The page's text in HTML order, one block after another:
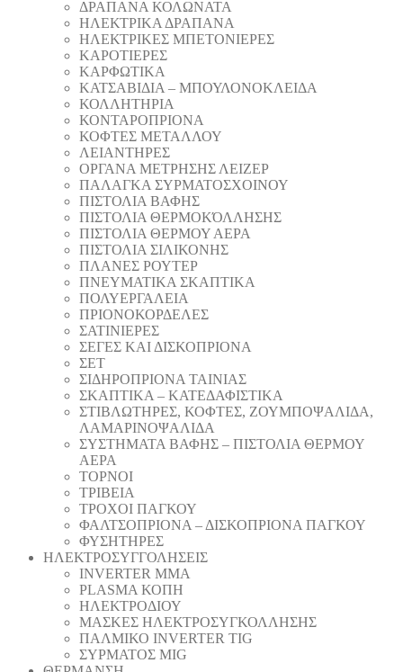
ΔΡΑΠΑΝΑ ΚΟΛΩΝΑΤΑ
ΗΛΕΚΤΡΙΚΑ ΔΡΑΠΑΝΑ
ΗΛΕΚΤΡΙΚΕΣ ΜΠΕΤΟΝΙΕΡΕΣ
ΚΑΡΟΤΙΕΡΕΣ
ΚΑΡΦΩΤΙΚΑ
ΚΑΤΣΑΒΙΔΙΑ – ΜΠΟΥΛΟΝΟΚΛΕΙΔΑ
ΚΟΛΛΗΤΗΡΙΑ
ΚΟΝΤΑΡΟΠΡΙΟΝΑ
ΚΟΦΤΕΣ ΜΕΤΑΛΛΟΥ
ΛΕΙΑΝΤΗΡEΣ
ΟΡΓΑΝΑ ΜΕΤΡΗΣΗΣ ΛΕΙΖΕΡ
ΠΑΛΑΓΚΑ ΣΥΡΜΑΤΟΣΧΟΙΝΟΥ
ΠΙΣΤΟΛΙΑ ΒΑΦΗΣ
ΠΙΣΤΟΛΙΑ ΘΕΡΜΟΚΌΛΛΗΣΗΣ
ΠΙΣΤΟΛΙΑ ΘΕΡΜΟΥ ΑΕΡΑ
ΠΙΣΤΟΛΙΑ ΣΙΛΙΚΟΝΗΣ
ΠΛΑΝΕΣ ΡΟΥΤΕΡ
ΠΝΕΥΜΑΤΙΚΑ ΣΚΑΠΤΙΚΑ
ΠΟΛΥΕΡΓΑΛΕΙΑ
ΠΡΙΟΝΟΚΟΡΔΕΛΕΣ
ΣΑΤΙΝΙΕΡΕΣ
ΣΕΓΕΣ ΚΑΙ ΔΙΣΚΟΠΡΙΟΝΑ
ΣΕΤ
ΣΙΔΗΡΟΠΡΙΟΝΑ ΤΑΙΝΙΑΣ
ΣΚΑΠΤΙΚΑ – ΚΑΤΕΔΑΦΙΣΤΙΚΑ
ΣΤΙΒΛΩΤΗΡΕΣ, ΚΟΦΤΕΣ, ΖΟΥΜΠΟΨΑΛΙΔΑ,
ΛΑΜΑΡΙΝΟΨΑΛΙΔΑ
ΣΥΣΤΗΜΑΤΑ ΒΑΦΗΣ – ΠΙΣΤΟΛΙΑ ΘΕΡΜΟΥ
ΑΕΡΑ
ΤΟΡΝΟΙ
ΤΡΙΒΕΙΑ
ΤΡΟΧΟΙ ΠΑΓΚΟΥ
ΦΑΛΤΣΟΠΡΙΟΝΑ – ΔΙΣΚΟΠΡΙΟΝΑ ΠΑΓΚΟΥ
ΦΥΣΗΤΗΡΕΣ
ΗΛΕΚΤΡΟΣΥΓΓΟΛΗΣΕΙΣ
INVERTER MMA
PLASMA ΚΟΠΗ
ΗΛΕΚΤΡΟΔΙΟΥ
ΜΑΣΚΕΣ ΗΛΕΚΤΡΟΣΥΓΚΟΛΛΗΣΗΣ
ΠΑΛΜΙΚΟ INVERTER TIG
ΣΥΡΜΑΤΟΣ MIG